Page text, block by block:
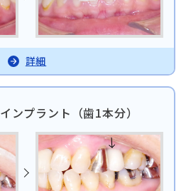
011-242-8148
月火水金土 10:00〜13:30 /
日本歯科豊平
011-833-5500
月火水木金土 10:00〜13:30 /
日本歯科静岡
日本歯科札幌
日本歯科豊平
日本歯科静岡
詳細
ンプラント（歯1本分）